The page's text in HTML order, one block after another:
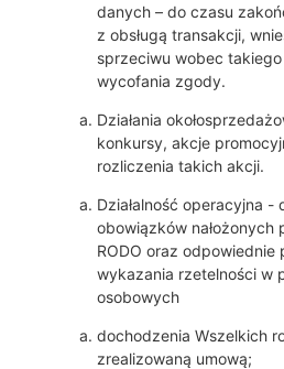
danych – do czasu
z obsługą transakcji,
sprzeciwu wobec
wycofania zgody.
Działania
konkursy, akcje
rozliczenia takich akcji.
Działalność operacyjna
obowiązków nałożonych
RODO oraz
wykazania rzetelności w
osobowych
dochodzenia Wszelkich
zrealizowaną umową;